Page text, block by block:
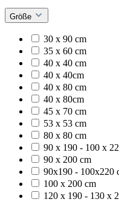
Größe
30 x 90 cm
35 x 60 cm
40 x 40 cm
40 x 40cm
40 x 80 cm
40 x 80cm
45 x 70 cm
53 x 53 cm
80 x 80 cm
90 x 190 - 100 x
90 x 200 cm
90x190 - 100x220
100 x 200 cm
120 x 190 - 130 x